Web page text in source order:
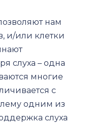
нам
и/или клетки
слуха – одна
многие
с
одним из
слуха